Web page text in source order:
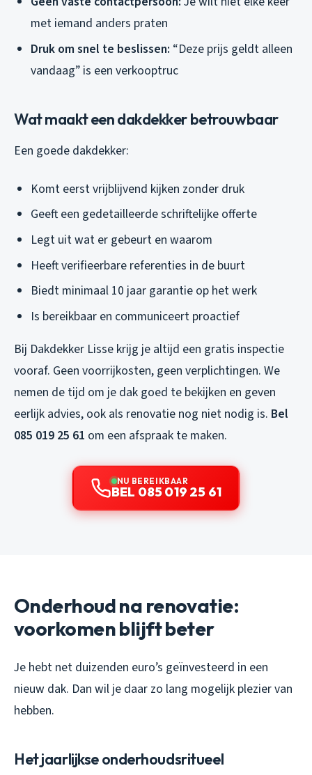
met iemand anders praten
Druk om snel te beslissen: “Deze prijs geldt alleen
vandaag” is een verkooptruc
Wat maakt een dakdekker betrouwbaar
Een goede dakdekker:
Komt eerst vrijblijvend kijken zonder druk
Geeft een gedetailleerde schriftelijke offerte
Legt uit wat er gebeurt en waarom
Heeft verifieerbare referenties in de buurt
Biedt minimaal 10 jaar garantie op het werk
Is bereikbaar en communiceert proactief
Bij Dakdekker Lisse krijg je altijd een gratis inspectie
vooraf. Geen voorrijkosten, geen verplichtingen. We
nemen de tijd om je dak goed te bekijken en geven
eerlijk advies, ook als renovatie nog niet nodig is. Bel
085 019 25 61 om een afspraak te maken.
NU BEREIKBAAR
BEL 085 019 25 61
Onderhoud na renovatie:
voorkomen blijft beter
Je hebt net duizenden euro’s geïnvesteerd in een
nieuw dak. Dan wil je daar zo lang mogelijk plezier van
hebben.
Het jaarlijkse onderhoudsritueel